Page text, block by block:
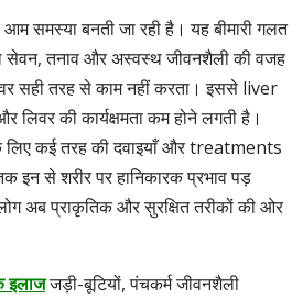
समस्या बनती जा रही है। यह बीमारी गलत
सेवन, तनाव और अस्वस्थ जीवनशैली की वजह
सही तरह से काम नहीं करता। इससे liver
की कार्यक्षमता कम होने लगती है।
कई तरह की दवाइयाँ और treatments
से शरीर पर हानिकारक प्रभाव पड़
अब प्राकृतिक और सुरक्षित तरीकों की ओर
इलाजजड़ी-बूटियों, पंचकर्म जीवनशैली